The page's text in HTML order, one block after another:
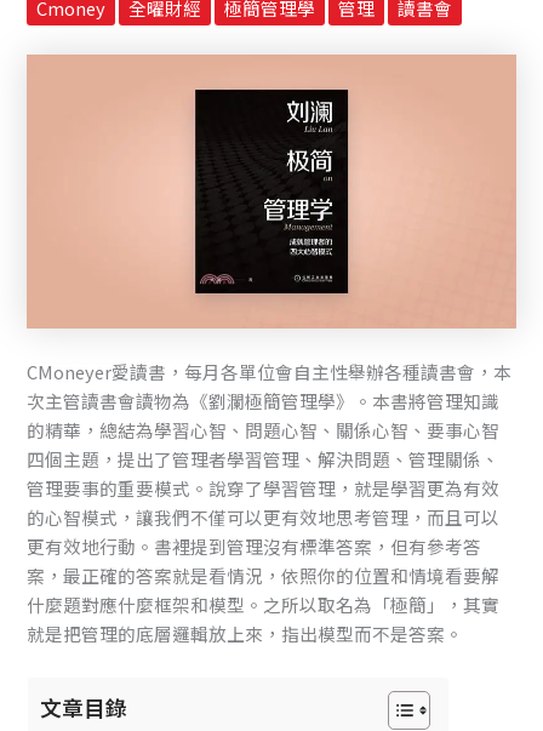
Cmoney 全曜財經 極簡管理學 管理 讀書會
CMoneyer愛讀書，每月各單位會自主性舉辦各種讀書會，本
次主管讀書會讀物為《劉瀾極簡管理學》。本書將管理知識
的精華，總結為學習心智、問題心智、關係心智、要事心智
四個主題，提出了管理者學習管理、解決問題、管理關係、
管理要事的重要模式。說穿了學習管理，就是學習更為有效
的心智模式，讓我們不僅可以更有效地思考管理，而且可以
更有效地行動。書裡提到管理沒有標準答案，但有參考答
案，最正確的答案就是看情況，依照你的位置和情境看要解
什麼題對應什麼框架和模型。之所以取名為「極簡」，其實
就是把管理的底層邏輯放上來，指出模型而不是答案。
文章目錄